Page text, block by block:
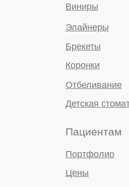
Чалтырь
Ленинаван
Ленинакан